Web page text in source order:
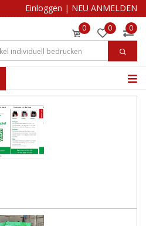
Einloggen | NEU ANMELDEN
0 0 0